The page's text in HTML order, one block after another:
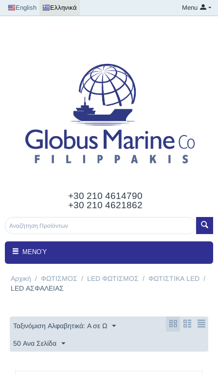
English Ελληνικά Menu
+30 210 4614790
+30 210 4621862
ΜΕΝΟΎ
Αρχική / ΦΩΤΙΣΜΟΣ / LED ΦΩΤΙΣΜΟΣ / ΦΩΤΙΣΤΙΚΑ LED /
LED ΑΣΦΑΛΕΙΑΣ
Ταξινόμιση Αλφαβητικά: A σε Ω
50 Ανα Σελίδα